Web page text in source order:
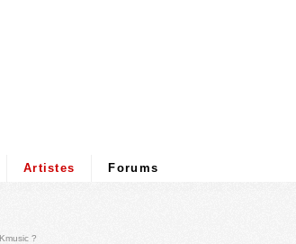
Artistes Forums
?